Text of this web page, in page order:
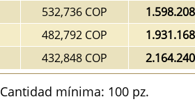
532,736 COP
482,792 COP
432,848 COP
Cantidad mínima: 100 pz.